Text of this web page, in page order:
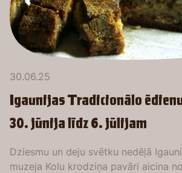
30.06.25
Igaunijas Tradicionālo
30. jūnija līdz 6. jūlijam
Dziesmu un deju svētku nedēļā
muzeja Kolu krodziņa pavāri aicina